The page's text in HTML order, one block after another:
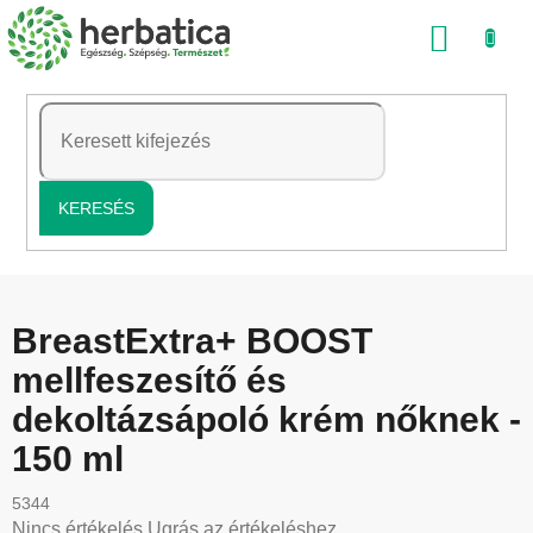
Ugrás
a
tartalomhoz
KERESÉS
BreastExtra+ BOOST
mellfeszesítő és
dekoltázsápoló krém nőknek -
150 ml
5344
A
Nincs értékelés Ugrás az értékeléshez